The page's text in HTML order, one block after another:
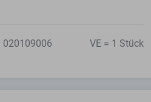
020109006 VE = 1 Stück